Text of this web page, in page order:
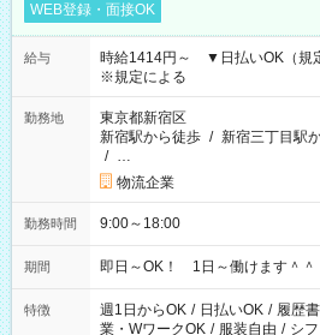
WEB登録・面接OK
給与
時給1414円～ ▼日払いOK（
※規定による
勤務地
東京都新宿区
新宿駅から徒歩 / 新宿三丁目駅
/ …
物流企業
勤務時間 9:00～18:00
期間 即日～OK！ 1日～働けます＾＾
特徴 週1日からOK / 日払いOK / 履歴
業・WワークOK / 服装自由 / シ